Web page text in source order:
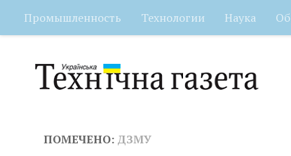
Перейти к содержимому
Промышленность Технологии Наука
ПОМЕЧЕНО: ДЗМУ